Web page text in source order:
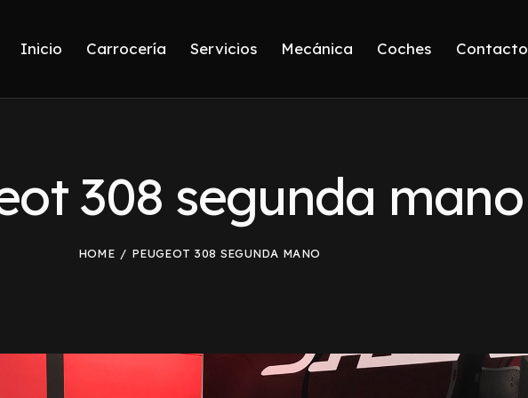
Inicio Carrocería Servicios Mecánica Coches Contacto
308 segunda mano
HOME PEUGEOT 308 SEGUNDA MANO